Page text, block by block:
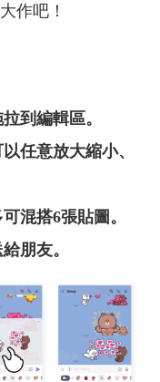
作吧！
到編輯區。
任意放大縮小、
混搭6張貼圖。
朋友。